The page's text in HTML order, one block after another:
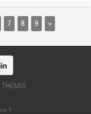
7 8 9 >
?